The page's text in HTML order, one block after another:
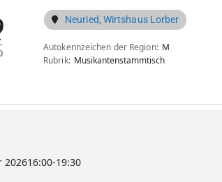
Neuried, Wirtshaus Lorber
Autokennzeichen der Region M
Rubrik Musikantenstammtisch
202616:00-19:30